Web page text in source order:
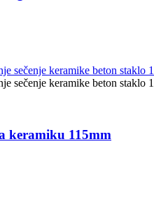
keramiku 115mm
115mm količina